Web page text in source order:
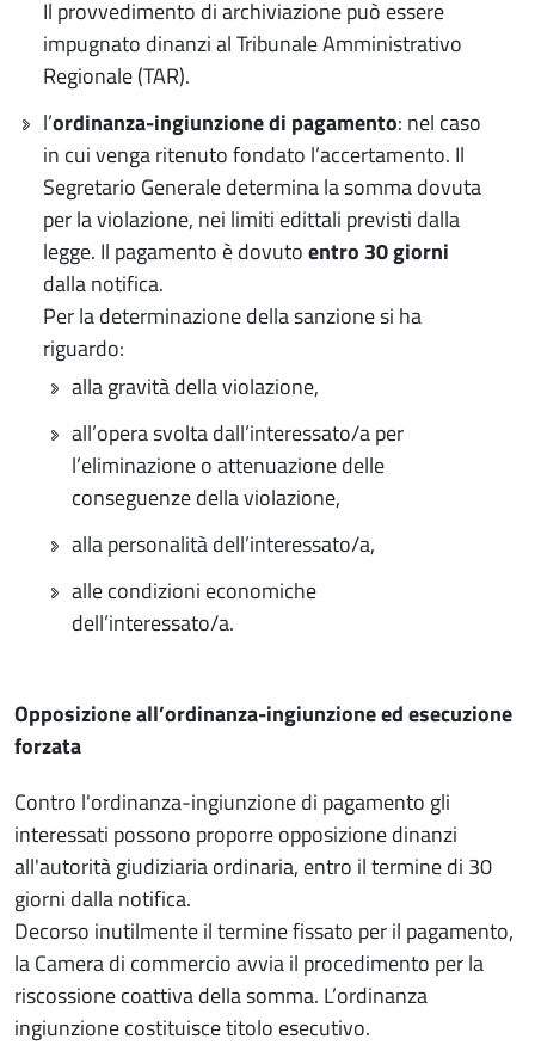
Il provvedimento di archiviazione può essere
impugnato dinanzi al Tribunale Amministrativo
Regionale (TAR).
l’ordinanza-ingiunzione di pagamento: nel caso
in cui venga ritenuto fondato l’accertamento. Il
Segretario Generale determina la somma dovuta
per la violazione, nei limiti edittali previsti dalla
legge. Il pagamento è dovutoentro 30 giorni
dalla notifica.
Per la determinazione della sanzione si ha
riguardo:
alla gravità della violazione,
all’opera svolta dall’interessato/a per
l’eliminazione o attenuazione delle
conseguenze della violazione,
alla personalità dell’interessato/a,
alle condizioni economiche
dell’interessato/a.
Opposizione all’ordinanza-ingiunzione ed esecuzione
forzata
Contro l'ordinanza-ingiunzione di pagamento gli
interessati possono proporre opposizione dinanzi
all'autorità giudiziaria ordinaria, entro il termine di 30
giorni dalla notifica.
Decorso inutilmente il termine fissato per il pagamento,
la Camera di commercio avvia il procedimento per la
riscossione coattiva della somma. L’ordinanza
ingiunzione costituisce titolo esecutivo.